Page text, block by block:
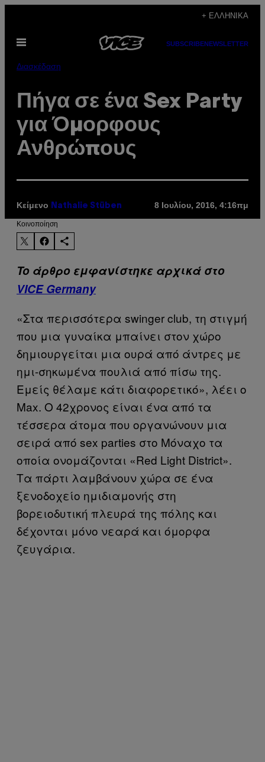
περιεχόμενο
+ ΕΛΛΗΝΙΚΆ
Ανοίξτε
SUBSCRIBENEWSLETTER
Διασκέδαση
Πήγα σε ένα Sex Party
για Όμορφους
Ανθρώπους
Κείμενο Nathalie Stüben 8 Ιουλίου, 2016, 4:16πμ
Kοινοποίηση
To άρθρο εμφανίστηκε αρχικά στο
VICE Germany
«Στα περισσότερα swinger club, τη στιγμή
που μια γυναίκα μπαίνει στον χώρο
δημιουργείται μια ουρά από άντρες με
ημι-σηκωμένα πουλιά από πίσω της.
Εμείς θέλαμε κάτι διαφορετικό», λέει ο
Max. Ο 42χρονος είναι ένα από τα
τέσσερα άτομα που οργανώνουν μια
σειρά από sex parties στο Μόναχο τα
οποία ονομάζονται «Red Light District».
Τα πάρτι λαμβάνουν χώρα σε ένα
ξενοδοχείο ημιδιαμονής στη
βορειοδυτική πλευρά της πόλης και
δέχονται μόνο νεαρά και όμορφα
ζευγάρια.